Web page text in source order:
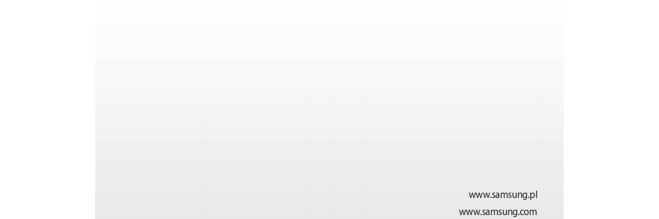
www.samsung.pl
www.samsung.com